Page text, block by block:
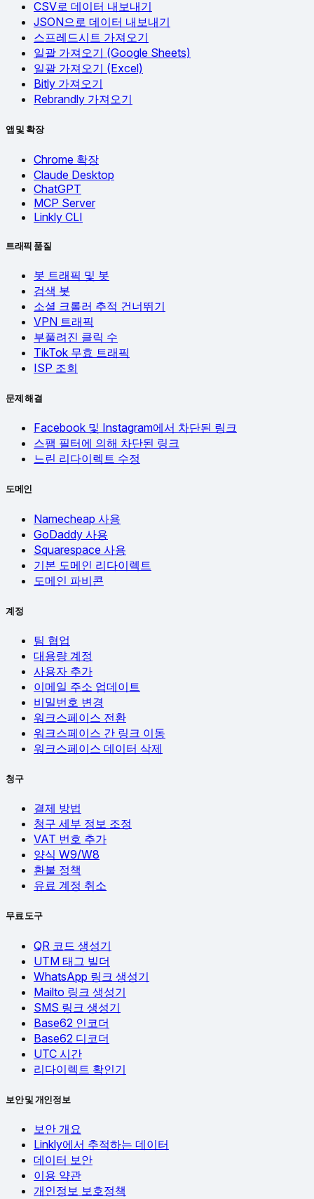
CSV로 데이터 내보내기
JSON으로 데이터 내보내기
스프레드시트 가져오기
일괄 가져오기 (Google Sheets)
일괄 가져오기 (Excel)
Bitly 가져오기
Rebrandly 가져오기
앱 및 확장
Chrome 확장
Claude Desktop
ChatGPT
MCP Server
Linkly CLI
트래픽 품질
봇 트래픽 및 봇
검색 봇
소셜 크롤러 추적 건너뛰기
VPN 트래픽
부풀려진 클릭 수
TikTok 무효 트래픽
ISP 조회
문제 해결
Facebook 및 Instagram에서 차단된 링크
스팸 필터에 의해 차단된 링크
느린 리다이렉트 수정
도메인
Namecheap 사용
GoDaddy 사용
Squarespace 사용
기본 도메인 리다이렉트
도메인 파비콘
계정
팀 협업
대용량 계정
사용자 추가
이메일 주소 업데이트
비밀번호 변경
워크스페이스 전환
워크스페이스 간 링크 이동
워크스페이스 데이터 삭제
청구
결제 방법
청구 세부 정보 조정
VAT 번호 추가
양식 W9/W8
환불 정책
유료 계정 취소
무료 도구
QR 코드 생성기
UTM 태그 빌더
WhatsApp 링크 생성기
Mailto 링크 생성기
SMS 링크 생성기
Base62 인코더
Base62 디코더
UTC 시간
리다이렉트 확인기
보안 및 개인정보
보안 개요
Linkly에서 추적하는 데이터
데이터 보안
이용 약관
개인정보 보호정책